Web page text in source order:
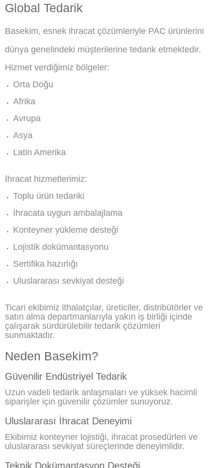
Global Tedarik
Basekim, esnek ihracat çözümleriyle PAC ürünlerini
dünya genelindeki müşterilerine tedarik etmektedir.
Hizmet verdiğimiz bölgeler:
Orta Doğu
Afrika
Avrupa
Asya
Latin Amerika
İhracat hizmetlerimiz:
Toplu ürün tedariki
İhracata uygun ambalajlama
Konteyner yükleme desteği
Lojistik dokümantasyonu
Sertifika hazırlığı
Uluslararası sevkiyat desteği
Ticari ekibimiz ithalatçılar, üreticiler, distribütörler ve
satın alma departmanlarıyla yakın iş birliği içinde
çalışarak sürdürülebilir tedarik çözümleri
sunmaktadır.
Neden Basekim?
Güvenilir Endüstriyel Tedarik
Uzun vadeli tedarik anlaşmaları ve yüksek hacimli
siparişler için güvenilir çözümler sunuyoruz.
Uluslararası İhracat Deneyimi
Ekibimiz konteyner lojistiği, ihracat prosedürleri ve
uluslararası sevkiyat süreçlerinde deneyimlidir.
Teknik Dokümantasyon Desteği